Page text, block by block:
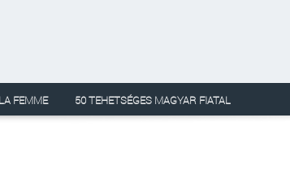
LA FEMME 50 TEHETSÉGES MAGYAR FIATAL